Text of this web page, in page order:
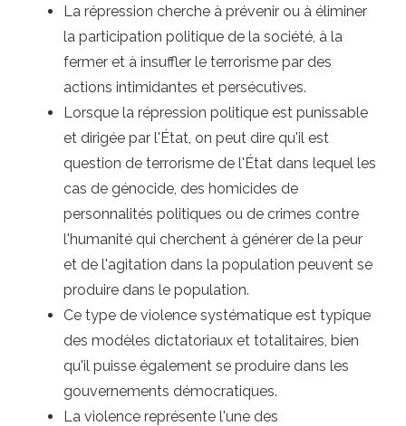
La répression cherche à prévenir ou à éliminer
la participation politique de la société, à la
fermer et à insuffler le terrorisme par des
actions intimidantes et persécutives.
Lorsque la répression politique est punissable
et dirigée par l'État, on peut dire qu'il est
question de terrorisme de l'État dans lequel les
cas de génocide, des homicides de
personnalités politiques ou de crimes contre
l'humanité qui cherchent à générer de la peur
et de l'agitation dans la population peuvent se
produire dans le population.
Ce type de violence systématique est typique
des modèles dictatoriaux et totalitaires, bien
qu'il puisse également se produire dans les
gouvernements démocratiques.
La violence représente l'une des